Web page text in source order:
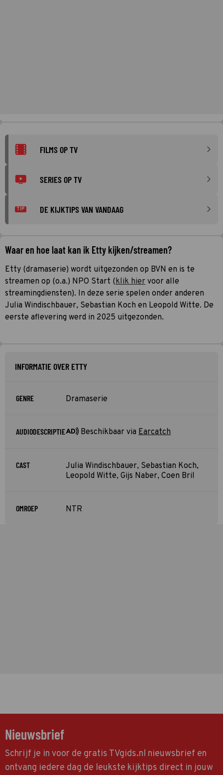
FILMS OP TV
SERIES OP TV
TIP DE KIJKTIPS VAN VANDAAG
Waar en hoe laat kan ik Etty kijken/streamen?
Etty (dramaserie) wordt uitgezonden op BVN en is te
streamen op (o.a.) NPO Start (klik hier voor alle
streamingdiensten). In deze serie spelen onder anderen
Julia Windischbauer, Sebastian Koch en Leopold Witte. De
eerste aflevering werd in 2025 uitgezonden.
INFORMATIE OVER ETTY
GENRE Dramaserie
AUDIODESCRIPTIE Beschikbaar via Earcatch
CAST
Julia Windischbauer, Sebastian Koch,
Leopold Witte, Gijs Naber, Coen Bril
OMROEP NTR
Nieuwsbrief
Schrijf je in voor de gratis TVgids.nl nieuwsbrief en
ontvang iedere dag de leukste kijktips direct in jouw